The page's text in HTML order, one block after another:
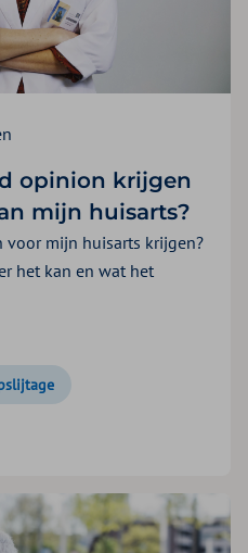
opinion krijgen
mijn huisarts?
voor mijn huisarts krijgen?
het kan en wat het